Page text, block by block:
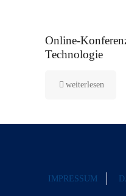
Online-
Technologie
weiterlesen
IMPRESSUM